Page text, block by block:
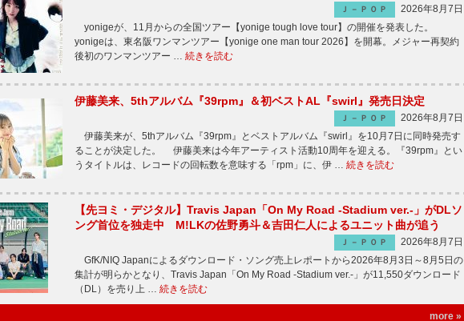
Ｊ－ＰＯＰ
2026年8月7日
yonigeが、11月からの全国ツアー【yonige tough love tour】の開催を発表した。
yonigeは、東名阪ワンマンツアー【yonige one man tour 2026】を開幕。メジャー再契約
後初のワンマンツアー … 続きを読む
伊藤美来、5thアルバム『39rpm』＆初ベストAL『swirl』発売日決定
Ｊ－ＰＯＰ
2026年8月7日
伊藤美来が、5thアルバム『39rpm』とベストアルバム『swirl』を10月7日に同時発売す
ることが決定した。 伊藤美来は今年アーティスト活動10周年を迎える。『39rpm』とい
うタイトルは、レコードの回転数を意味する「rpm」に、伊 … 続きを読む
【先ヨミ・デジタル】Travis Japan「On My Road -Stadium ver.-」がDLソ
ング首位を独走中 M!LKの佐野勇斗＆吉田仁人によるユニット曲が追う
Ｊ－ＰＯＰ
2026年8月7日
GfK/NIQ Japanによるダウンロード・ソング売上レポートから2026年8月3日～8月5日の
集計が明らかとなり、Travis Japan「On My Road -Stadium ver.-」が11,550ダウンロード
（DL）を売り上 … 続きを読む
more »